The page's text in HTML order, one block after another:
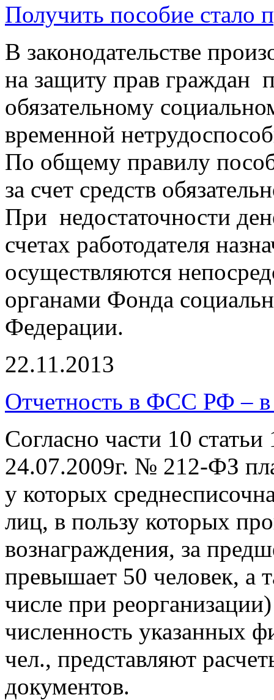
Получить пособие стало
В законодательстве
на защиту прав граждан
обязательному
временной
По общему правилу
за счет средств
При недостаточности
счетах работодателя
осуществляются
органами Фонда
Федерации.
22.11.2013
Отчетность в ФСС РФ – в
Согласно части 10
24.07.2009г. № 212-ФЗ
у которых
лиц, в пользу которых
вознаграждения, за
превышает 50 человек, а
числе при
численность указанных
чел., представляют
документов.